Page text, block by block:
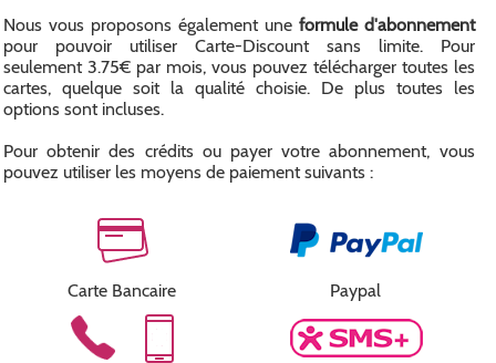
Nous vous proposons également uneformule d'abonnement
pour pouvoir utiliser Carte-Discount sans limite. Pour
seulement 3.75€ par mois, vous pouvez télécharger toutes les
cartes, quelque soit la qualité choisie. De plus toutes les
options sont incluses.
Pour obtenir des crédits ou payer votre abonnement, vous
pouvez utiliser les moyens de paiement suivants :
Carte Bancaire Paypal